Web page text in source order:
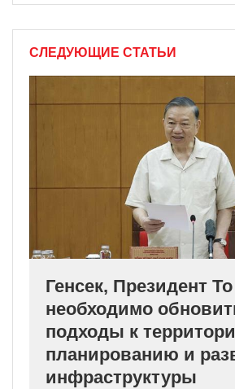
СЛЕДУЮЩИЕ СТАТЬИ
Генсек, Президент
необходимо
подходы к
планированию и
инфраструктуры